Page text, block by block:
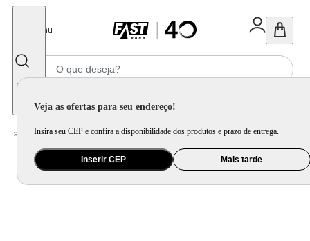
Menu
Veja as ofertas para seu endereço!
Insira seu CEP e confira a disponibilidade dos produtos e prazo de entrega.
Inserir CEP Mais tarde
Home Utilidade Doméstica Cozinha / Assadeira, Forma e Travessa